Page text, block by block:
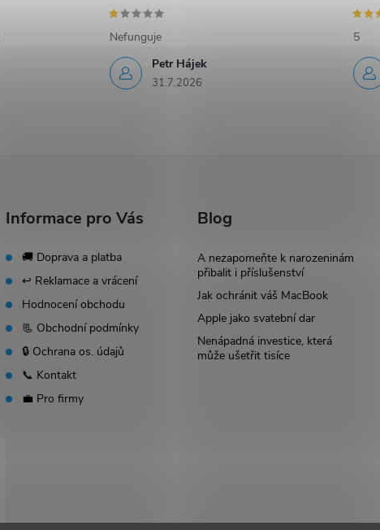
Petr Hájek
31.7.2026
Nefunguje
5
Informace pro Vás
🚚 Doprava a platba
↩️ Reklamace a vrácení
Hodnocení obchodu
📃 Obchodní podmínky
🔒 Ochrana os. údajů
📞 Kontakt
💼 Pro firmy
Blog
A nezapomeňte k narozeninám
přibalit i příslušenství
Jak ochránit váš MacBook
Apple jako svatební dar
Nenápadná investice, která
může ušetřit tisíce